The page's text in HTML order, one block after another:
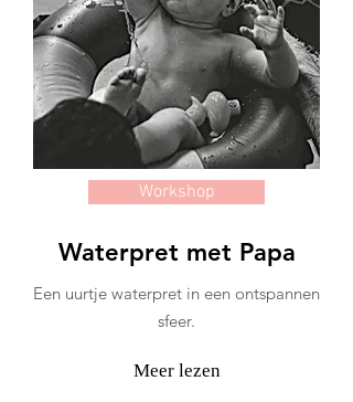
Workshop
Waterpret met Papa
Een uurtje waterpret in een ontspannen
sfeer.
Meer lezen